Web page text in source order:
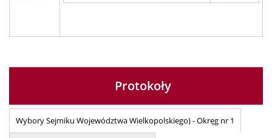
Protokoły
Wybory Sejmiku Województwa Wielkopolskiego) - Okręg nr 1